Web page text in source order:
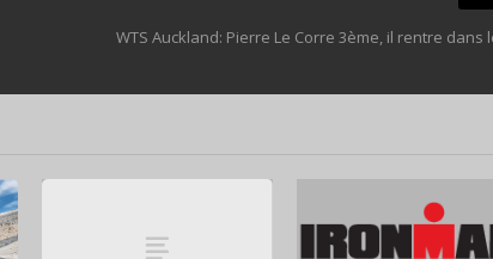
WTS Auckland: Pierre Le Corre 3ème, il rentre dans